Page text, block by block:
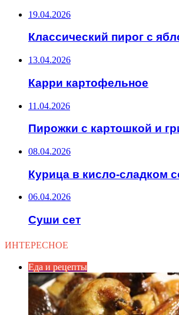
19.04.2026
Классический пирог с
13.04.2026
Карри картофельное
11.04.2026
Пирожки с картошкой и
08.04.2026
Курица в кисло-сладком
06.04.2026
Суши сет
ИНТЕРЕСНОЕ
Еда и рецепты